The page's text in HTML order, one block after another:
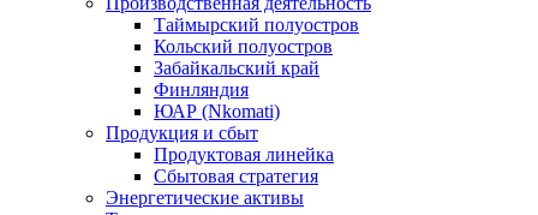
Таймырский полуостров
Кольский полуостров
Забайкальский край
Финляндия
ЮАР (Nkomati)
Продукция и сбыт
Продуктовая линейка
Сбытовая стратегия
Энергетические активы